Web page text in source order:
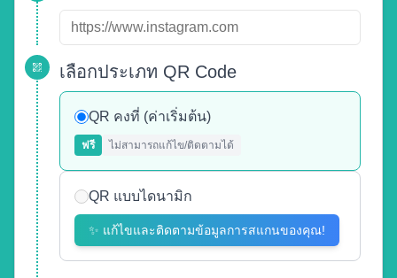
เลือกประเภท QR Code
QR คงที่ (ค่าเริ่มต้น)
ฟรี ไม่สามารถแก้ไข/ติดตามได้
QR แบบไดนามิก
✨ แก้ไขและติดตามข้อมูลการสแกนของคุณ!